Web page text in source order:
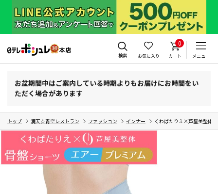
検索 お気に入り
0
カート メニュー
お盆期間中はご案内している時期よりもお届けにお時間をい
ただく場合があります
トップ 満天☆青空レストラン ファッション インナー くわばたりえ×芦屋美整体